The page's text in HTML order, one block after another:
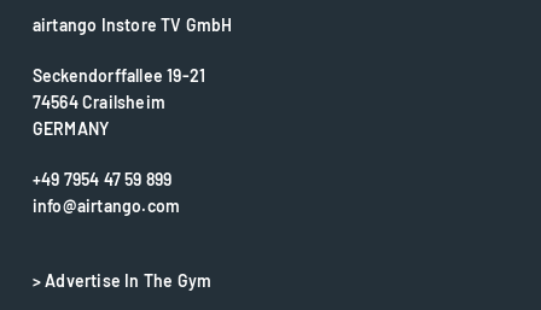
airtango Instore TV GmbH
Seckendorffallee 19-21
74564 Crailsheim
GERMANY
+49 7954 47 59 899
info@airtango.com
> Advertise In The Gym